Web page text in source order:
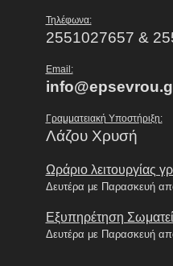
Τηλέφωνα:
2551027657 &
Email:
Γραμματειακή Υποστήριξη:
Λάζου Χρυσή
Ωράριο λειτουργίας
Δευτέρα με Παρασκευή
Εξυπηρέτηση
Δευτέρα με Παρασκευή